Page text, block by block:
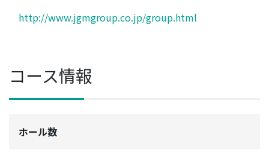
http://www.jgmgroup.co.jp/group.html
コース情報
ホール数